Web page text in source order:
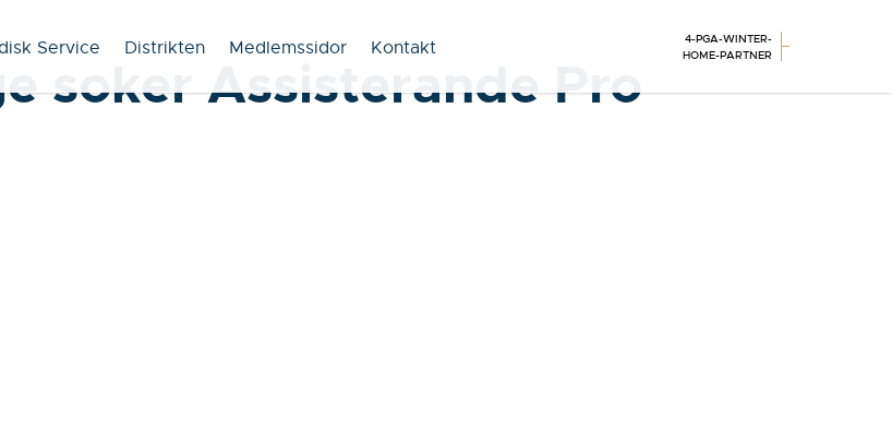
Service Distrikten Medlemssidor Kontakt
4-PGA-WINTER-
HOME-PARTNER
soker Assisterande Pro